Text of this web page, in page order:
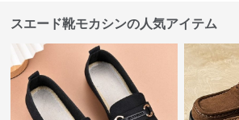
スエード靴モカシンの人気アイテム